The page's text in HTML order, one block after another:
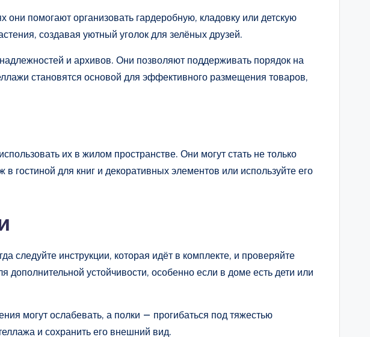
помогают организовать гардеробную, кладовку или детскую
создавая уютный уголок для зелёных друзей.
и архивов. Они позволяют поддерживать порядок на
становятся основой для эффективного размещения товаров,
их в жилом пространстве. Они могут стать не только
для книг и декоративных элементов или используйте его
следуйте инструкции, которая идёт в комплекте, и проверяйте
дополнительной устойчивости, особенно если в доме есть дети или
могут ослабевать, а полки — прогибаться под тяжестью
и сохранить его внешний вид.